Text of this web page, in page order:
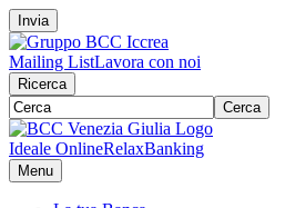
Invia
Mailing ListLavora con noi
Ricerca
Cerca
Ideale OnlineRelaxBanking
Menu